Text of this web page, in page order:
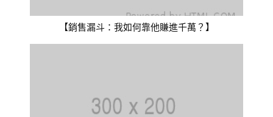
【銷售漏斗：我如何靠他賺進千萬？】